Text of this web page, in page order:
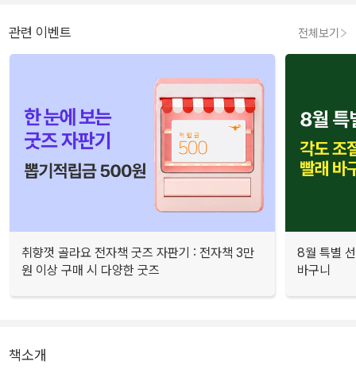
관련 이벤트 전체보기
취향껏 골라요 전자책 굿즈 자판기 : 전자책 3만
원 이상 구매 시 다양한 굿즈
8월 특별
바구니
책소개